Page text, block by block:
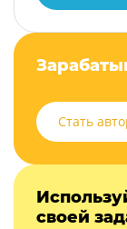
Стать
своей